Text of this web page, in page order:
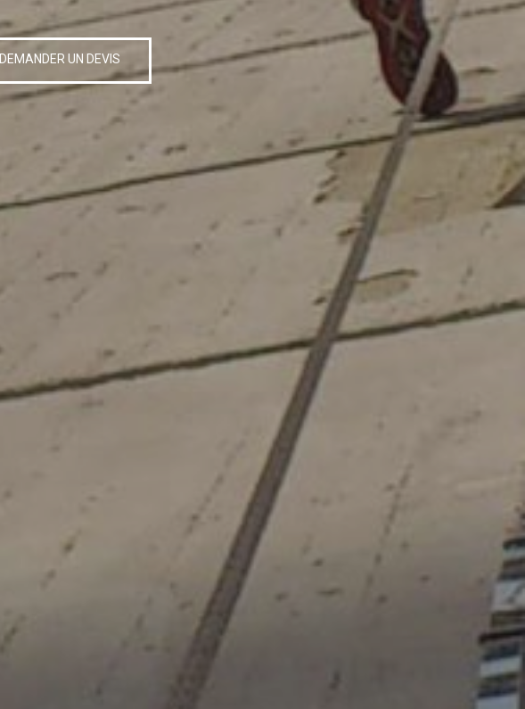
DEMANDER UN DEVIS